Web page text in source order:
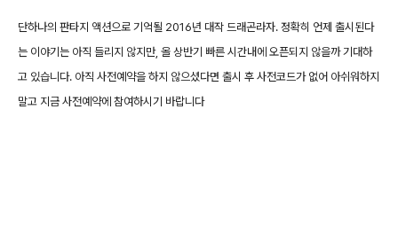
단하나의 판타지 액션으로 기억될 2016년 대작 드래곤라자. 정확히 언제 출시된다
는 이야기는 아직 들리지 않지만, 올 상반기 빠른 시간내에 오픈되지 않을까 기대하
고 있습니다. 아직 사전예약을 하지 않으셨다면 출시 후 사전코드가 없어 아쉬워하지
말고 지금 사전예약에 참여하시기 바랍니다